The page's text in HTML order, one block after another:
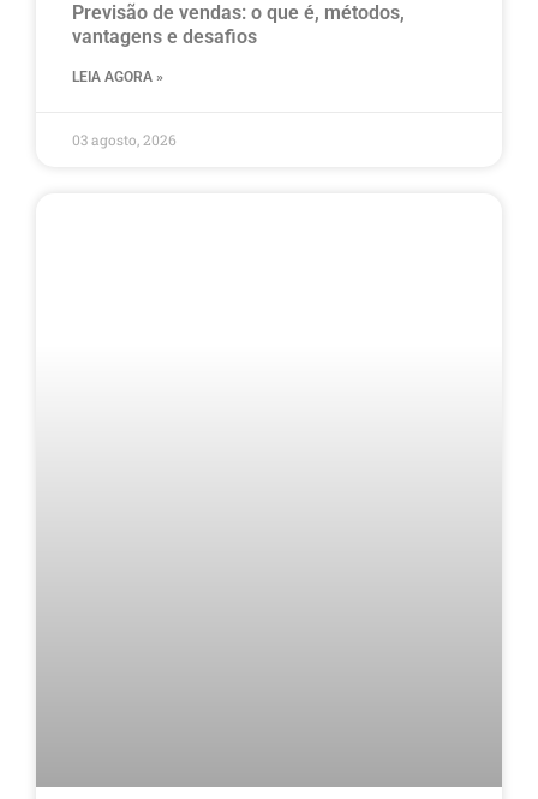
Previsão de vendas: o que é, métodos,
vantagens e desafios
LEIA AGORA »
03 agosto, 2026